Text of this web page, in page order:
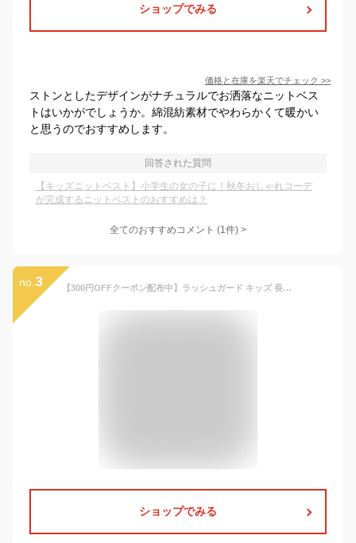
ショップでみる
価格と在庫を楽天でチェック >>
ストンとしたデザインがナチュラルでお洒落なニットベス
トはいかがでしょうか。綿混紡素材でやわらかくて暖かい
と思うのでおすすめします。
回答された質問
【キッズニットベスト】小学生の女の子に！秋冬おしゃれコーデ
が完成するニットベストのおすすめは？
全てのおすすめコメント (1件) >
no. 3 【300円OFFクーポン配布中】ラッシュガード キッズ 長袖 インナー 保温 防寒 裏起毛 水陸両用 HeleiWaho ヘレイワホ 子ども用 男の子 女の子 日本製 スイミング プール 水泳 シュノーケリング ダイビング サーフィン SUP スキー スノーボード
ショップでみる